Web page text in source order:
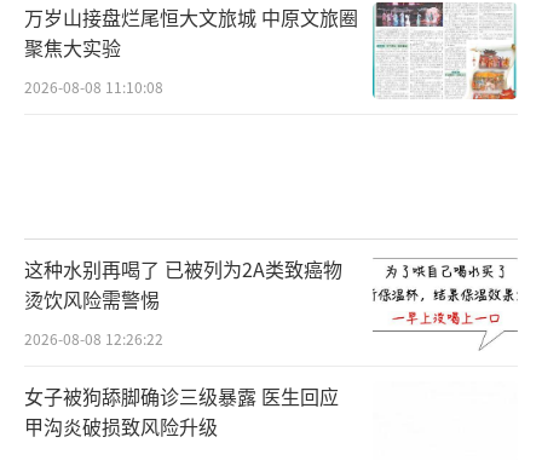
万岁山接盘烂尾恒大文旅城 中原文旅圈
聚焦大实验
2026-08-08 11:10:08
这种水别再喝了 已被列为2A类致癌物
烫饮风险需警惕
2026-08-08 12:26:22
女子被狗舔脚确诊三级暴露 医生回应
甲沟炎破损致风险升级